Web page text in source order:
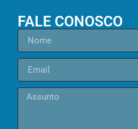
FALE CONOSCO